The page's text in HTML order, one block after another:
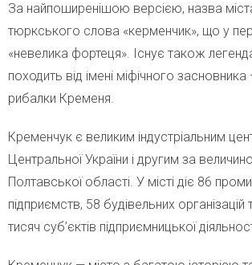
За найпоширенішою версією, назва
тюркського слова «керменчик», що у
«невелика фортеця». Існує також
походить від імені міфічного
рибалки Кременя.
Кременчук є великим індустріальним
Центральної України і другим за
Полтавської області. У місті діє 86
підприємств, 58 будівельних
тисяч суб’єктів підприємницької